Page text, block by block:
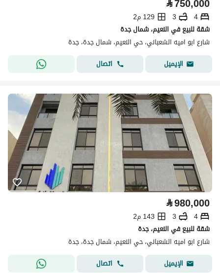
4
3
129 م2
شقة للبيع في النعيم، شمال جدة
شارع ابو اميه الشعباني، حي النعيم، شمال جدة، جدة
الإيميل
اتصال
⃁980,000
4
3
143 م2
شقة للبيع في النعيم، جدة
شارع ابو اميه الشعباني، حي النعيم، شمال جدة، جدة
الإيميل
اتصال